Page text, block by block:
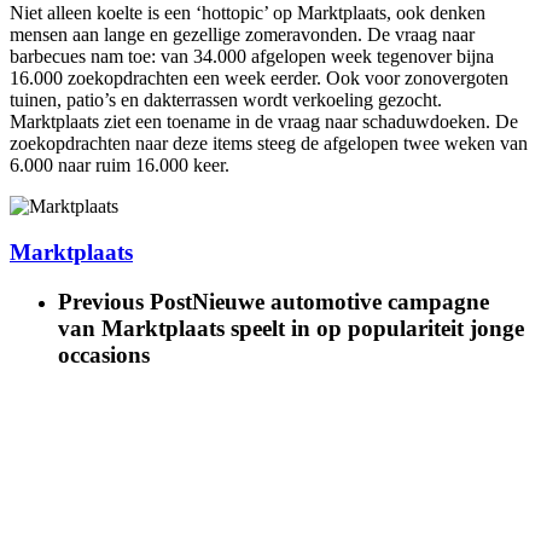
Niet alleen koelte is een ‘hottopic’ op Marktplaats, ook denken
mensen aan lange en gezellige zomeravonden. De vraag naar
barbecues nam toe: van 34.000 afgelopen week tegenover bijna
16.000 zoekopdrachten een week eerder. Ook voor zonovergoten
tuinen, patio’s en dakterrassen wordt verkoeling gezocht.
Marktplaats ziet een toename in de vraag naar schaduwdoeken. De
zoekopdrachten naar deze items steeg de afgelopen twee weken van
6.000 naar ruim 16.000 keer.
Marktplaats
Previous PostNieuwe automotive campagne
van Marktplaats speelt in op populariteit jonge
occasions